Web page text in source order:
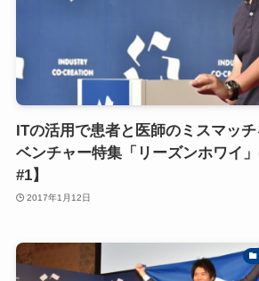
ITの活用で患者と医師のミスマッ
ベンチャー特集「リーズンホワイ
#1】
2017年1月12日